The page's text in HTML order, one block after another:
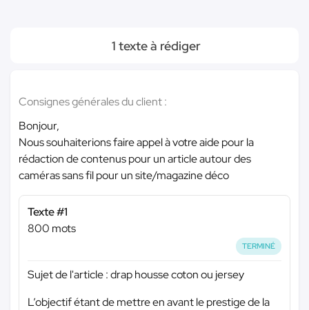
1 texte à rédiger
Consignes générales du client :
Bonjour,
Nous souhaiterions faire appel à votre aide pour la
rédaction de contenus pour un article autour des
caméras sans fil pour un site/magazine déco
Texte #1
800 mots
TERMINÉ
Sujet de l'article : drap housse coton ou jersey
L’objectif étant de mettre en avant le prestige de la